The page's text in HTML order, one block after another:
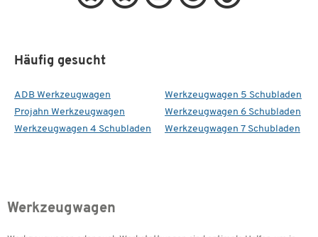
Häufig gesucht
ADB Werkzeugwagen
Projahn Werkzeugwagen
Werkzeugwagen 4 Schubladen
Werkzeugwagen 5 Schubladen
Werkzeugwagen 6 Schubladen
Werkzeugwagen 7 Schubladen
Werkzeugwagen